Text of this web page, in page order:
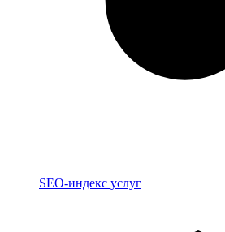
Индекс
SEO-индекс услуг